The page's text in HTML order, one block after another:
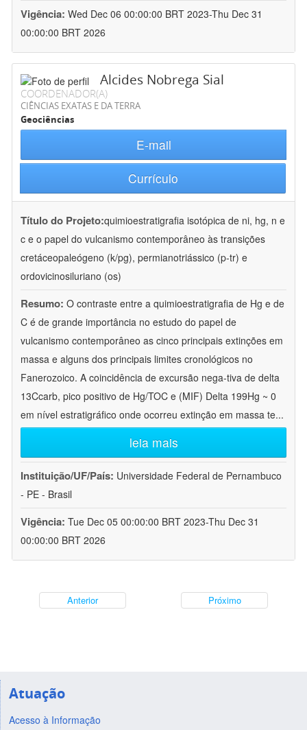
Vigência: Wed Dec 06 00:00:00 BRT 2023-Thu Dec 31
00:00:00 BRT 2026
Alcides Nobrega Sial
COORDENADOR(A)
CIÊNCIAS EXATAS E DA TERRA
Geociências
E-mail
Currículo
Título do Projeto:quimioestratigrafia isotópica de ni, hg, n e
c e o papel do vulcanismo contemporâneo às transições
cretáceopaleógeno (k/pg), permianotriássico (p-tr) e
ordovicinosiluriano (os)
Resumo: O contraste entre a quimioestratigrafia de Hg e de
C é de grande importância no estudo do papel de
vulcanismo contemporâneo as cinco principais extinções em
massa e alguns dos principais limites cronológicos no
Fanerozoico. A coincidência de excursão nega-tiva de delta
13Ccarb, pico positivo de Hg/TOC e (MIF) Delta 199Hg ~ 0
em nível estratigráfico onde ocorreu extinção em massa te...
leia mais
Instituição/UF/País: Universidade Federal de Pernambuco
- PE - Brasil
Vigência: Tue Dec 05 00:00:00 BRT 2023-Thu Dec 31
00:00:00 BRT 2026
Anterior Próximo
Atuação
Acesso à Informação